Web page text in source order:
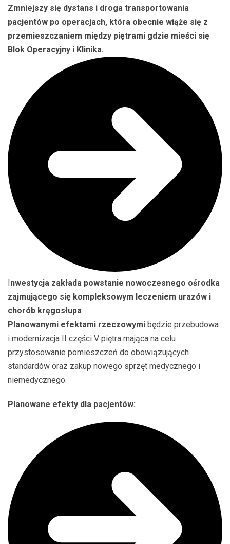
Zmniejszy się dystans i droga transportowania
pacjentów po operacjach, która obecnie wiąże się z
przemieszczaniem między piętrami gdzie mieści się
Blok Operacyjny i Klinika.
nwestycja zakłada powstanie nowoczesnego ośrodka
zajmującego się kompleksowym leczeniem urazów i
chorób kręgosłupa
Planowanymi efektami rzeczowymi będzie przebudowa
i modernizacja II części V piętra mająca na celu
przystosowanie pomieszczeń do obowiązujących
standardów oraz zakup nowego sprzęt medycznego i
niemedycznego.
Planowane efekty dla pacjentów: